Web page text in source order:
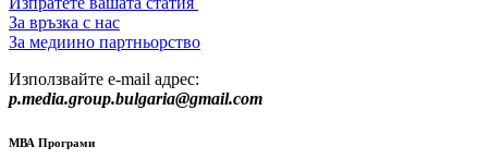
За връзка с нас
За медиино партньорство
Използвайте e-mail адрес:
p.media.group.bulgaria@gmail.com
МВА Програми